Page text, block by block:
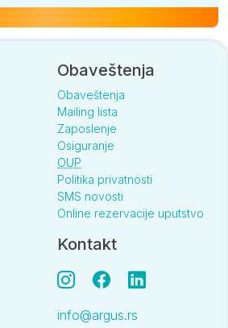
Obaveštenja
Obaveštenja
Mailing lista
Zaposlenje
Osiguranje
OUP
Politika privatnosti
SMS novosti
Online rezervacije uputstvo
Kontakt
info@argus.rs